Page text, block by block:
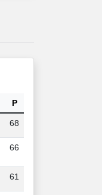
P
68
66
61